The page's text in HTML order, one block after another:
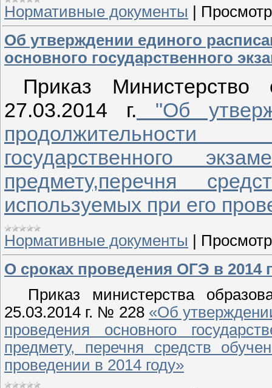
Нормативные документы |
Об утверждении единого
основного государственного
Приказ
27.03.2014 г. "Об
государственного
предмету,перечня
используемых при его
Нормативные документы |
О сроках проведения ОГЭ в 2014
Приказ министерства
25.03.2014 г. № 228 «Об
проведения основного
предмету, перечня средств
проведении в 2014 году»